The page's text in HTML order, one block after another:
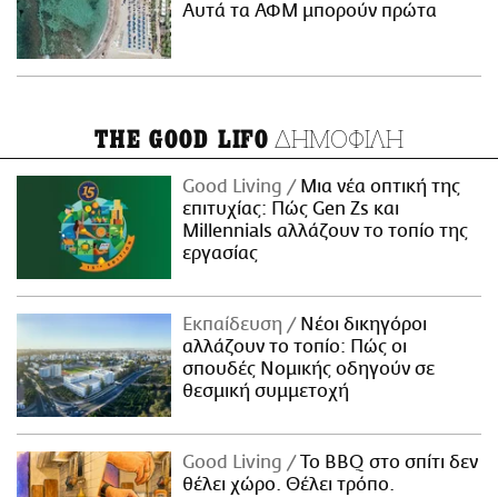
Αυτά τα ΑΦΜ μπορούν πρώτα
THE GOOD LIFO ΔΗΜΟΦΙΛΗ
Good Living
Μια νέα οπτική της
επιτυχίας: Πώς Gen Zs και
Millennials αλλάζουν το τοπίο της
εργασίας
Εκπαίδευση
Νέοι δικηγόροι
αλλάζουν το τοπίο: Πώς οι
σπουδές Νομικής οδηγούν σε
θεσμική συμμετοχή
Good Living
Το BBQ στο σπίτι δεν
θέλει χώρο. Θέλει τρόπο.